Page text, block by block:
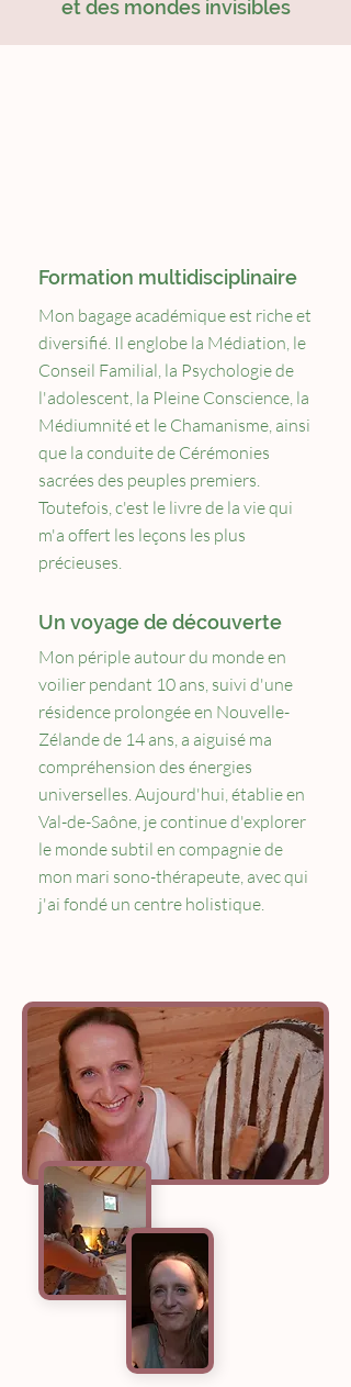
et des mondes invisibles
Formation multidisciplinaire
Mon bagage académique est riche et
diversifié. Il englobe la Médiation, le
Conseil Familial, la Psychologie de
l'adolescent, la Pleine Conscience, la
Médiumnité et le Chamanisme, ainsi
que la conduite de Cérémonies
sacrées des peuples premiers.
Toutefois, c'est le livre de la vie qui
m'a offert les leçons les plus
précieuses.
Un voyage de découverte
Mon périple autour du monde en
voilier pendant 10 ans, suivi d'une
résidence prolongée en Nouvelle-
Zélande de 14 ans, a aiguisé ma
compréhension des énergies
universelles. Aujourd'hui, établie en
Val-de-Saône, je continue d'explorer
le monde subtil en compagnie de
mon mari sono-thérapeute, avec qui
j'ai fondé un centre holistique.